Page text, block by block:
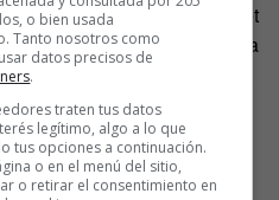
dos operadores de internet
mayor que una tarifa plana
y se compra por horas.
de los años 90”, dice
si Arctic Fibre se hace
o bien usada
Tanto nosotros como
datos precisos de
.
traten tus datos
legítimo, algo a lo que
tus opciones a continuación.
o en el menú del sitio,
o retirar el consentimiento en